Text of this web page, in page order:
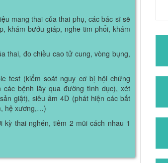
mang thai của thai phụ, các bác sĩ sẽ
khám bướu giáp, nghe tim phổi, khám
thai, đo chiều cao tử cung, vòng bụng,
test (kiểm soát nguy cơ bị hội chứng
bệnh lây qua đường tình dục), xét
giật), siêu âm 4D (phát hiện các bất
hệ xương,…)
thai nghén, tiêm 2 mũi cách nhau 1